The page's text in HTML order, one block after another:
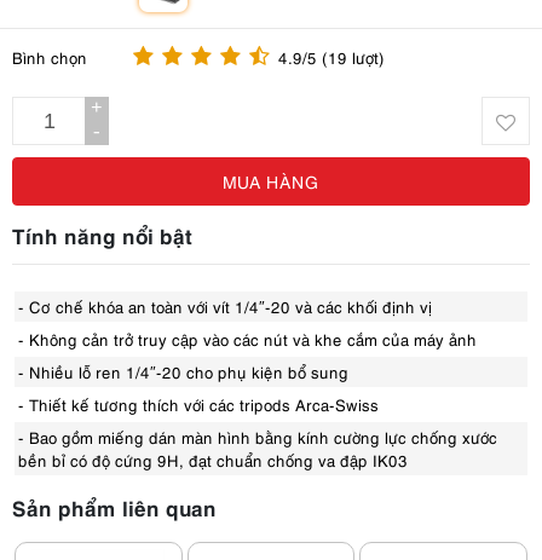
Bình chọn 4.9/5 (19 lượt)
+
-
MUA HÀNG
Tính năng nổi bật
- Cơ chế khóa an toàn với vít 1/4″-20 và các khối định vị
- Không cản trở truy cập vào các nút và khe cắm của máy ảnh
- Nhiều lỗ ren 1/4″-20 cho phụ kiện bổ sung
- Thiết kế tương thích với các tripods Arca-Swiss
- Bao gồm miếng dán màn hình bằng kính cường lực chống xước
bền bỉ có độ cứng 9H, đạt chuẩn chống va đập IK03
Sản phẩm liên quan